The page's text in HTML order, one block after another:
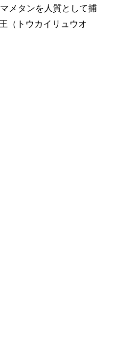
メタンを人質として捕
（トウカイリュウオ